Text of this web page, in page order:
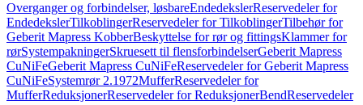
Overganger og forbindelser, løsbareEndedekslerReservedeler for
EndedekslerTilkoblingerReservedeler for TilkoblingerTilbehør for
Geberit Mapress KobberBeskyttelse for rør og fittingsKlammer for
rørSystempakningerSkruesett til flensforbindelserGeberit Mapress
CuNiFeGeberit Mapress CuNiFeReservedeler for Geberit Mapress
CuNiFeSystemrør 2.1972MufferReservedeler for
MufferReduksjonerReservedeler for ReduksjonerBendReservedeler